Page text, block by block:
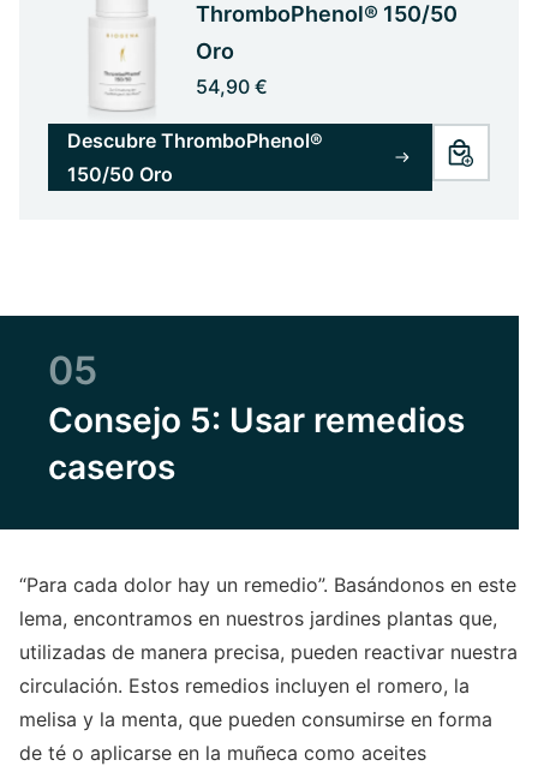
ThromboPhenol® 150/50
Oro
54,90 €
Descubre ThromboPhenol®
150/50 Oro
05
Consejo 5: Usar remedios
caseros
“Para cada dolor hay un remedio”. Basándonos en este
lema, encontramos en nuestros jardines plantas que,
utilizadas de manera precisa, pueden reactivar nuestra
circulación. Estos remedios incluyen el romero, la
melisa y la menta, que pueden consumirse en forma
de té o aplicarse en la muñeca como aceites